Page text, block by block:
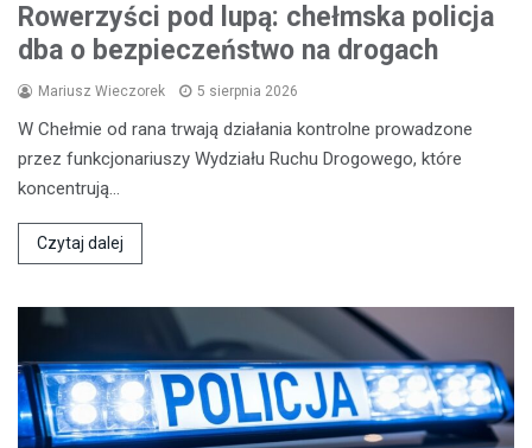
Rowerzyści pod lupą: chełmska policja
dba o bezpieczeństwo na drogach
Mariusz Wieczorek 5 sierpnia 2026
W Chełmie od rana trwają działania kontrolne prowadzone
przez funkcjonariuszy Wydziału Ruchu Drogowego, które
koncentrują…
Czytaj dalej